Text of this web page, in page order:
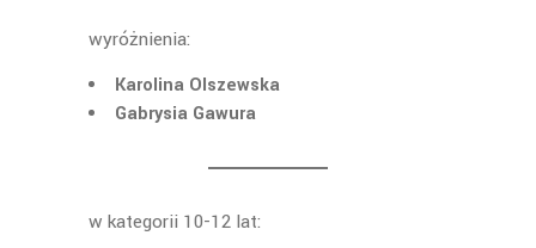
wyróżnienia:
Karolina Olszewska
Gabrysia Gawura
w kategorii 10-12 lat: